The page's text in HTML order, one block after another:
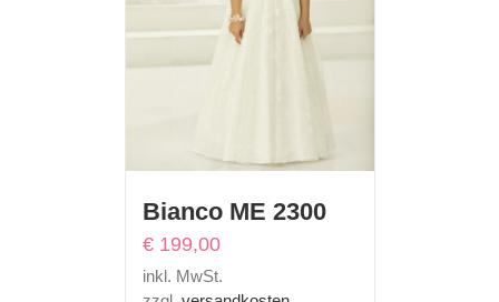
Bianco ME 2300
€199,00
inkl. MwSt.